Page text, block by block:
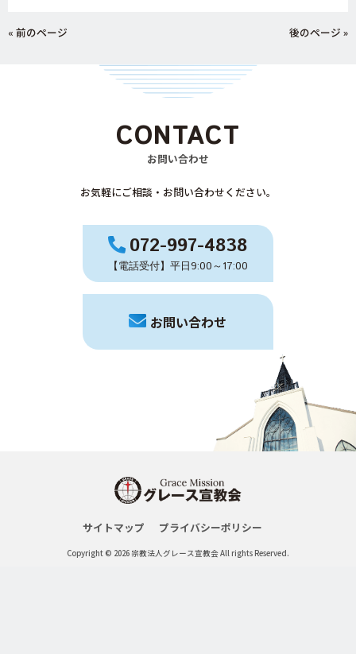
« 前のページ 後のページ »
CONTACT
お問い合わせ
お気軽にご相談・お問い合わせください。
072-997-4838
【電話受付】平日9:00～17:00
お問い合わせ
サイトマップ プライバシーポリシー
Copyright © 2026 宗教法人グレース宣教会 All rights Reserved.